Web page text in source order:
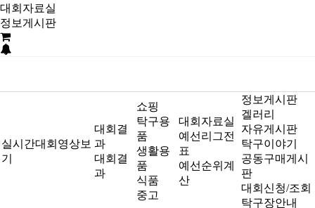
대회자료실
정보게시판
실시간대회영상보
기
대회결
과
대회결
과
쇼핑
탁구용
품
생활용
품
식품
중고
대회자료실
예선리그전
표
예선순위계
산
정보게시판
겔러리
자유게시판
탁구이야기
공동구매게시
판
대회신청/조회
탁구장안내